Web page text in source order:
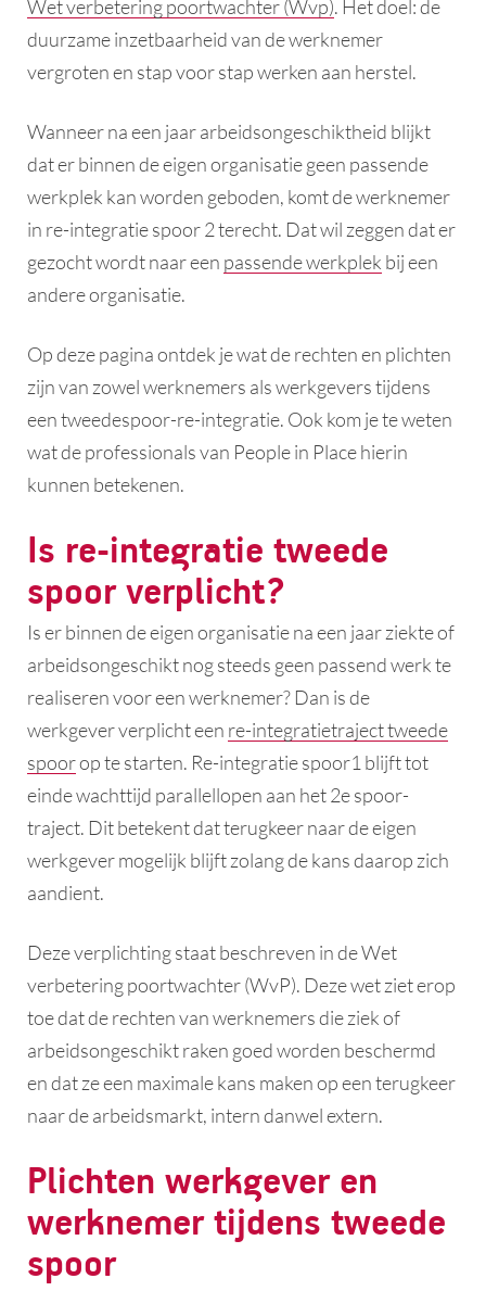
Wet verbetering poortwachter (Wvp). Het doel: de
duurzame inzetbaarheid van de werknemer
vergroten en stap voor stap werken aan herstel.
Wanneer na een jaar arbeidsongeschiktheid blijkt
dat er binnen de eigen organisatie geen passende
werkplek kan worden geboden, komt de werknemer
in re-integratie spoor 2 terecht. Dat wil zeggen dat er
gezocht wordt naar een passende werkplek bij een
andere organisatie.
Op deze pagina ontdek je wat de rechten en plichten
zijn van zowel werknemers als werkgevers tijdens
een tweedespoor-re-integratie. Ook kom je te weten
wat de professionals van People in Place hierin
kunnen betekenen.
Is re-integratie tweede
spoor verplicht?
Is er binnen de eigen organisatie na een jaar ziekte of
arbeidsongeschikt nog steeds geen passend werk te
realiseren voor een werknemer? Dan is de
werkgever verplicht een re-integratietraject tweede
spoorop te starten. Re-integratie spoor1 blijft tot
einde wachttijd parallellopen aan het 2e spoor-
traject. Dit betekent dat terugkeer naar de eigen
werkgever mogelijk blijft zolang de kans daarop zich
aandient.
Deze verplichting staat beschreven in de Wet
verbetering poortwachter (WvP). Deze wet ziet erop
toe dat de rechten van werknemers die ziek of
arbeidsongeschikt raken goed worden beschermd
en dat ze een maximale kans maken op een terugkeer
naar de arbeidsmarkt, intern danwel extern.
Plichten werkgever en
werknemer tijdens tweede
spoor